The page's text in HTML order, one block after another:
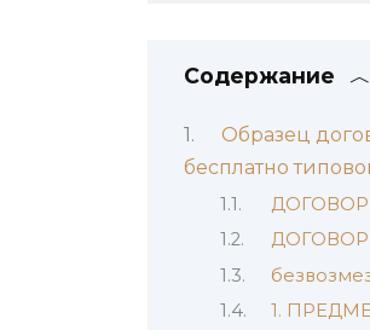
Содержание
Образец
бесплатно
ДОГОВОР
1.